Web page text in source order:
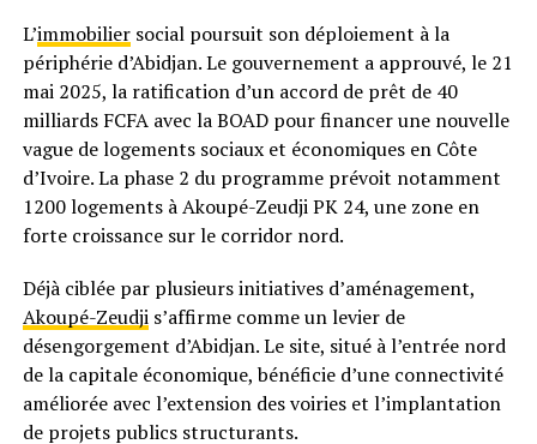
L’immobiliersocial poursuit son déploiement à la
périphérie d’Abidjan. Le gouvernement a approuvé, le 21
mai 2025, la ratification d’un accord de prêt de 40
milliards FCFA avec la BOAD pour financer une nouvelle
vague de logements sociaux et économiques en Côte
d’Ivoire. La phase 2 du programme prévoit notamment
1200 logements à Akoupé-Zeudji PK 24, une zone en
forte croissance sur le corridor nord.
Déjà ciblée par plusieurs initiatives d’aménagement,
Akoupé-Zeudjis’affirme comme un levier de
désengorgement d’Abidjan. Le site, situé à l’entrée nord
de la capitale économique, bénéficie d’une connectivité
améliorée avec l’extension des voiries et l’implantation
de projets publics structurants.